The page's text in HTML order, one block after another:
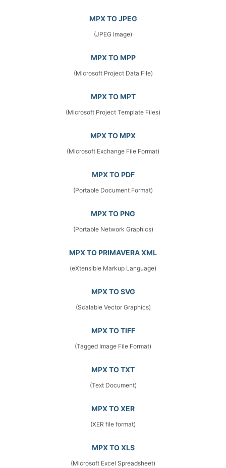
MPX TO JPEG
(JPEG Image)
MPX TO MPP
(Microsoft Project Data File)
MPX TO MPT
(Microsoft Project Template Files)
MPX TO MPX
(Microsoft Exchange File Format)
MPX TO PDF
(Portable Document Format)
MPX TO PNG
(Portable Network Graphics)
MPX TO PRIMAVERA XML
(eXtensible Markup Language)
MPX TO SVG
(Scalable Vector Graphics)
MPX TO TIFF
(Tagged Image File Format)
MPX TO TXT
(Text Document)
MPX TO XER
(XER file format)
MPX TO XLS
(Microsoft Excel Spreadsheet)